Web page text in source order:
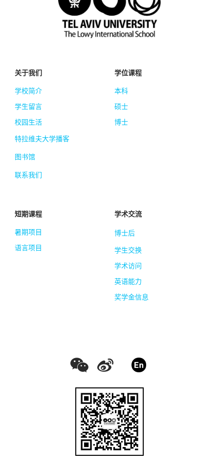
关于我们
学校简介
学生留言
校园生活
特拉维夫大学播客
图书馆
联系我们
学位课程
本科
硕士
博士
短期课程
暑期项目
语言项目
学术交流
博士后
学生交换
学术访问
英语能力
奖学金信息